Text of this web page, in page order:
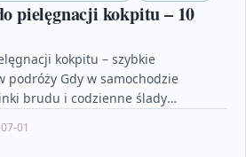
pielęgnacji kokpitu – 10
kokpitu – szybkie
podróży Gdy w samochodzie
brudu i codzienne ślady
01